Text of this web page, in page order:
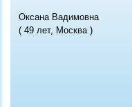
Оксана Вадимовна
( 49 лет, Москва )